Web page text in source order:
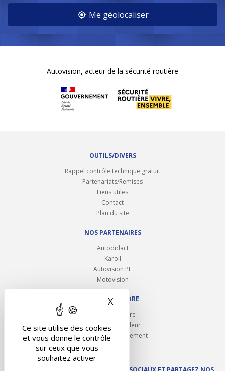
Ce site utilise des cookies
et vous donne le contrôle
sur ceux que vous
souhaitez activer
X Masquer le bandeau des
Me géolocaliser
Autovision, acteur de la sécurité routière
OUTILS/DIVERS
Rappel contrôle technique gratuit
Partenariats/Remises
Liens utiles
Contact
Plan du site
NOS PARTENAIRES
Autodidact
Karoil
Autovision PL
Motovision
NOUS REJOINDRE
Ouvrir un centre
Devenez contrôleur
Carrières et recrutement